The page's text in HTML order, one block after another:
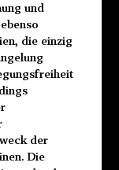
und
ebenso
die einzig
der
Die